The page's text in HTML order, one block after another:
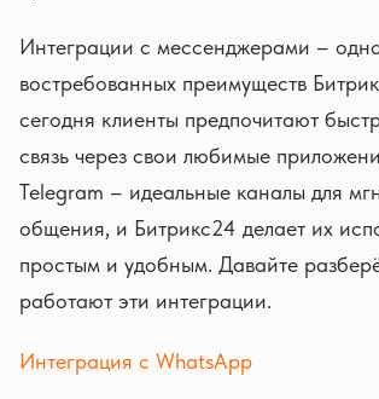
Интеграции с мессенджерами –
востребованных преимуществ
сегодня клиенты предпочитают
связь через свои любимые
Telegram – идеальные каналы для
общения, и Битрикс24 делает их
простым и удобным. Давайте
работают эти интеграции.
Интеграция с WhatsApp